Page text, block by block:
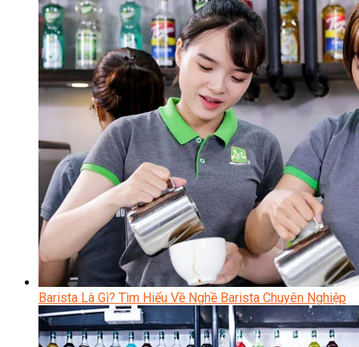
Barista Là Gì? Tìm Hiểu Về Nghề Barista Chuyên Nghiệp